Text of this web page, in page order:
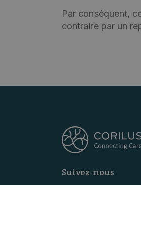
Par conséquent,
contraire par un
Suivez-nous